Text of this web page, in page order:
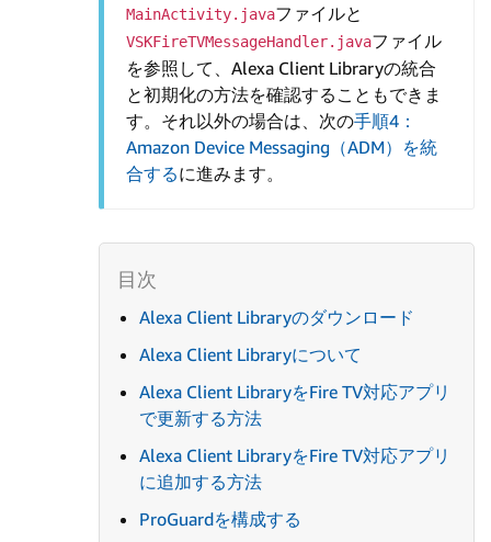
MainActivity.javaファイルと
VSKFireTVMessageHandler.javaファイル
を参照して、Alexa Client Libraryの統合
と初期化の方法を確認することもできま
す。それ以外の場合は、次の手順4：
Amazon Device Messaging（ADM）を統
合するに進みます。
Alexa Client Libraryのダウンロード
Alexa Client Libraryについて
Alexa Client LibraryをFire TV対応アプリ
で更新する方法
Alexa Client LibraryをFire TV対応アプリ
に追加する方法
ProGuardを構成する